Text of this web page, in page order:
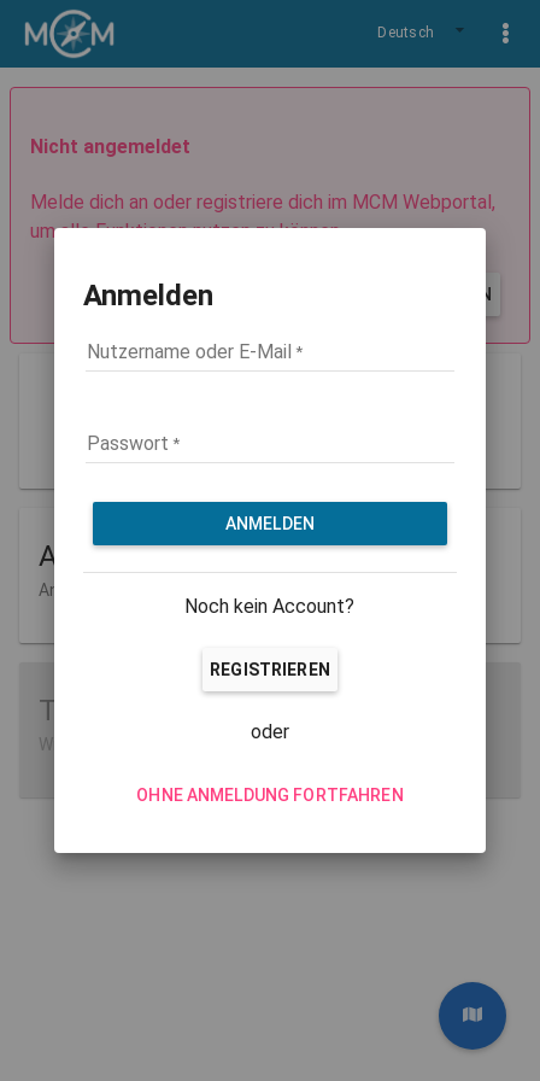
Deutsch
Nicht angemeldet
Melde dich an oder registriere dich im MCM Webportal,
um alle Funktionen nutzen zu können.
ANMELDEN
Rolle: guest
Aufgaben
Anlegen und Verwalten
Tutorials
Wie man MathCityMap verwendet
Anmelden
Nutzername oder E-Mail
Passwort
ANMELDEN
Noch kein Account?
REGISTRIEREN
oder
OHNE ANMELDUNG FORTFAHREN